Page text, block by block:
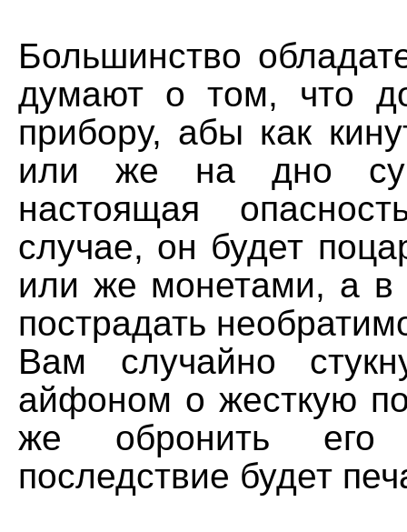
Большинство
думают о том, что
прибору, абы как
или же на дно
настоящая
случае, он будет
или же монетами, а
пострадать
Вам случайно
айфоном о жесткую
же обронить
последствие будет